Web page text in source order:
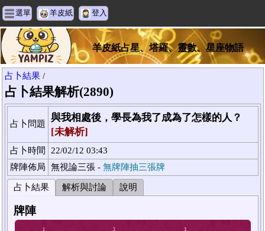
選單 羊皮紙 登入
羊皮紙占星、塔羅、靈數、星座物語
占卜結果 /
占卜結果解析(2890)
占卜問題
與我相處後，學長為我了成為了怎樣的人？
[未解析]
占卜時間
22/02/12 03:43
牌陣佈局
無視論三張 - 無牌陣抽三張牌
占卜結果 解析與討論 說明
牌陣